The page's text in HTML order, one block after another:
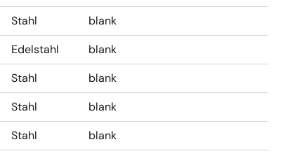
Stahl
blank
Edelstahl
blank
Stahl
blank
Stahl
blank
Stahl
blank